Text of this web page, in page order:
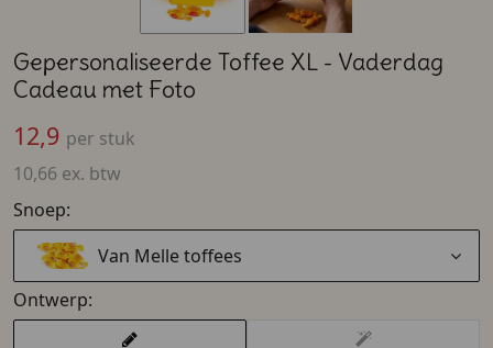
Gepersonaliseerde Toffee XL - Vaderdag
Cadeau met Foto
12,9 per stuk
10,66 ex. btw
Snoep:
Van Melle toffees
Ontwerp: